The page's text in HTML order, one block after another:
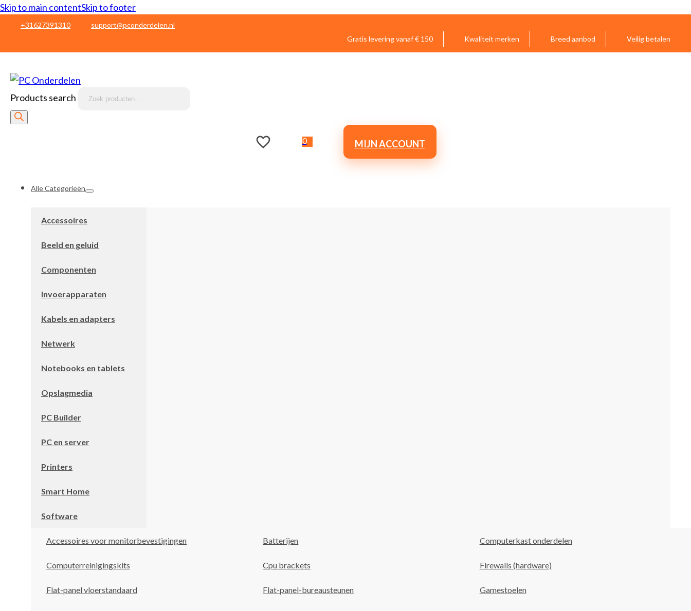
Skip to main contentSkip to footer
+31627391310
support@pconderdelen.nl
Gratis levering vanaf € 150
Kwaliteit merken Breed aanbod Veilig betalen
Products search
0 MIJN ACCOUNT
Alle Categorieën
Accessoires
Beeld en geluid
Componenten
Invoerapparaten
Kabels en adapters
Netwerk
Notebooks en tablets
Opslagmedia
PC Builder
PC en server
Printers
Smart Home
Software
Accessoires voor monitorbevestigingen Batterijen Computerkast onderdelen
Computerreinigingskits Cpu brackets Firewalls (hardware)
Flat-panel vloerstandaard Flat-panel-bureausteunen Gamestoelen